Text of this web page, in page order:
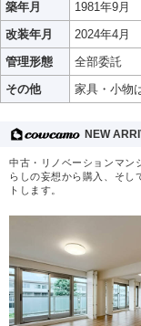
築年月
1981年9月
改装年月
2024年4月
管理形態
全部委託
その他
家具・小物
NEW
中古・リノベーションマン
らしの妄想から購入、そし
トします。